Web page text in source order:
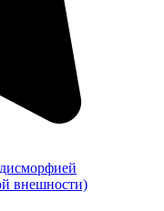
внешности)